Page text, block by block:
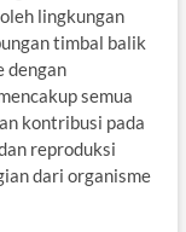
lingkungan
timbal balik
dengan
semua
kontribusi pada
reproduksi
dari organisme